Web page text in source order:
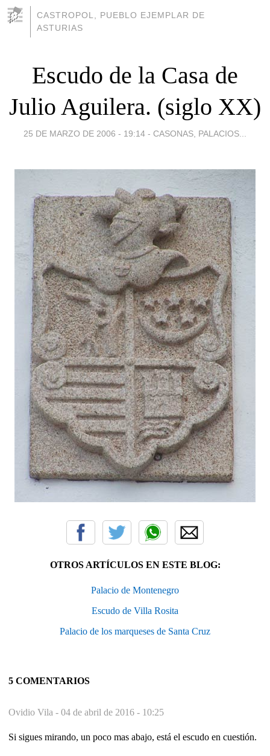
CASTROPOL, PUEBLO EJEMPLAR DE
ASTURIAS
Escudo de la Casa de
Julio Aguilera. (siglo XX)
25 DE MARZO DE 2006 - 19:14 - CASONAS, PALACIOS...
OTROS ARTÍCULOS EN ESTE BLOG:
Palacio de Montenegro
Escudo de Villa Rosita
Palacio de los marqueses de Santa Cruz
5 COMENTARIOS
Ovidio Vila - 04 de abril de 2016 - 10:25
Si sigues mirando, un poco mas abajo, está el escudo en cuestión.